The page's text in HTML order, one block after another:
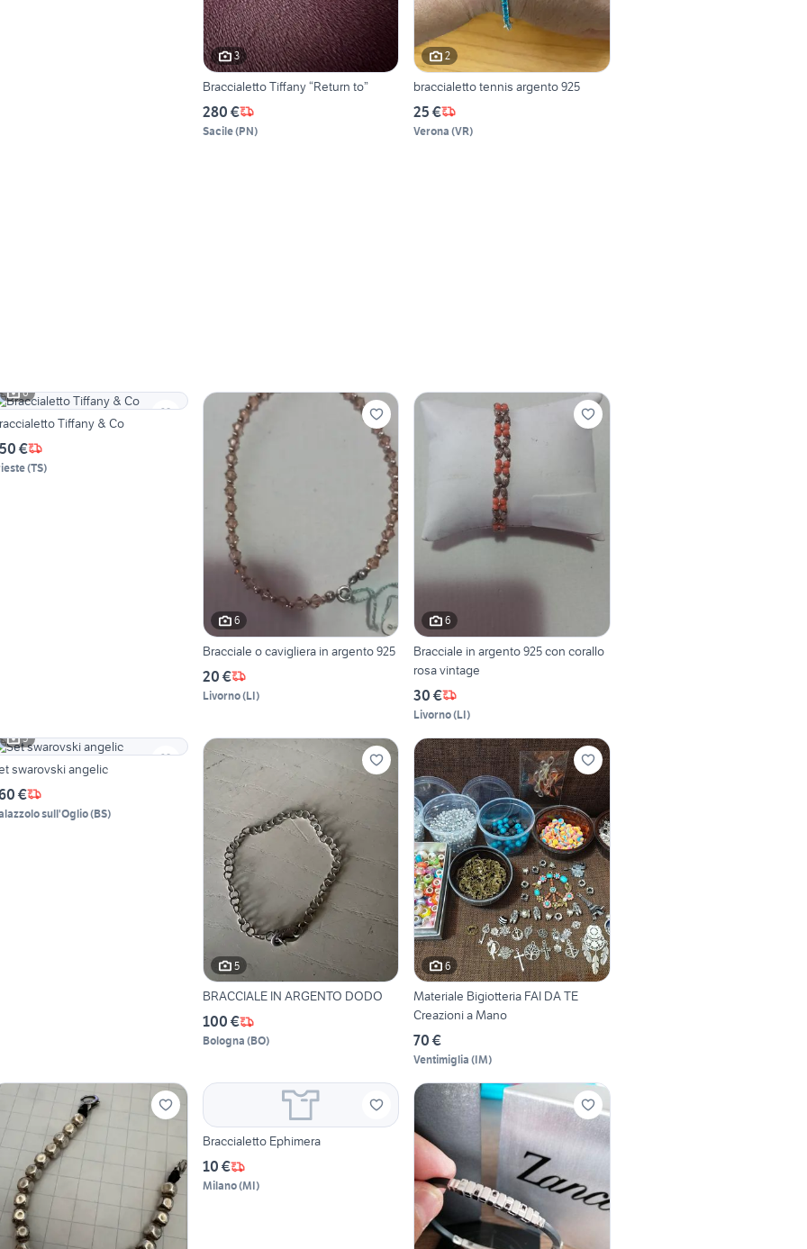
3
Braccialetto Tiffany “Return to”
280 €
Sacile(PN)
2
braccialetto tennis argento 925
25 €
Verona (VR)
6
Tiffany & Co
€
(TS)
6
Bracciale o cavigliera in argento 925
20 €
Livorno(LI)
6
Bracciale in argento 925 con corallo
rosa vintage
30 €
Livorno(LI)
5
swarovski angelic
€
sull'Oglio(BS)
5
BRACCIALE IN ARGENTO DODO
100 €
Bologna (BO)
6
Materiale Bigiotteria FAI DA TE
Creazioni a Mano
70 €
Ventimiglia (IM)
Braccialetto Ephimera
10 €
Milano(MI)